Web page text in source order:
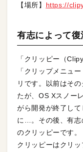
【場所】 https://
有志によって復
「クリッピー（
「クリップメニュ
リです。以前はそ
たが、OS Xスノー
がら開発が終了し
に…。その後、有志
のクリッピーです。
クリッピーはクリ